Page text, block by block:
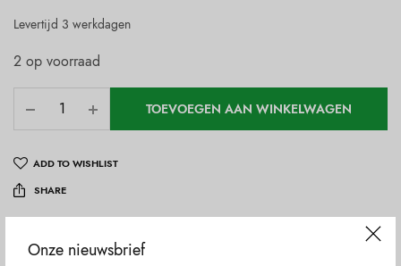
Onze nieuwsbrief
Levertijd 3 werkdagen
2 op voorraad
TOEVOEGEN AAN WINKELWAGEN
ADD TO WISHLIST
SHARE
Categorieën:Alles,Heren T-shirts